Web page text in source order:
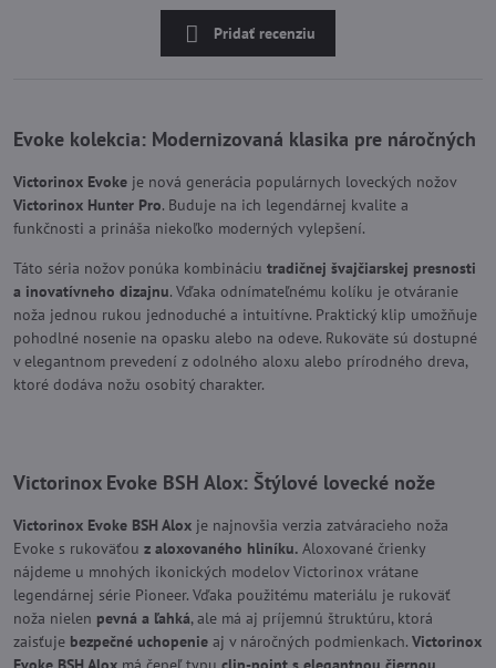
Pridať recenziu
Evoke kolekcia: Modernizovaná klasika pre náročných
Victorinox Evoke je nová generácia populárnych loveckých nožov
Victorinox Hunter Pro. Buduje na ich legendárnej kvalite a
funkčnosti a prináša niekoľko moderných vylepšení.
Táto séria nožov ponúka kombináciu tradičnej švajčiarskej presnosti
a inovatívneho dizajnu. Vďaka odnímateľnému kolíku je otváranie
noža jednou rukou jednoduché a intuitívne. Praktický klip umožňuje
pohodlné nosenie na opasku alebo na odeve. Rukoväte sú dostupné
v elegantnom prevedení z odolného aloxu alebo prírodného dreva,
ktoré dodáva nožu osobitý charakter.
Victorinox Evoke BSH Alox: Štýlové lovecké nože
Victorinox Evoke BSH Alox je najnovšia verzia zatváracieho noža
Evoke s rukoväťou z aloxovaného hliníku. Aloxované črienky
nájdeme u mnohých ikonických modelov Victorinox vrátane
legendárnej série Pioneer. Vďaka použitému materiálu je rukoväť
noža nielen pevná a ľahká, ale má aj príjemnú štruktúru, ktorá
zaisťuje bezpečné uchopenie aj v náročných podmienkach. Victorinox